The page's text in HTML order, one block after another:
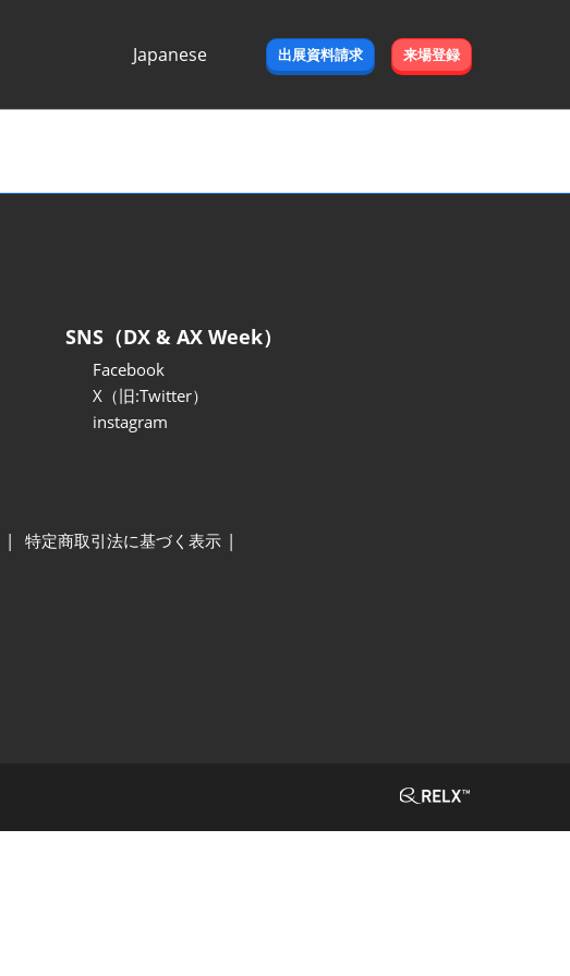
Japanese
出展資料請求 来場登録
SNS（DX & AX Week）
Facebook
X（旧:Twitter）
instagram
特定商取引法に基づく表示